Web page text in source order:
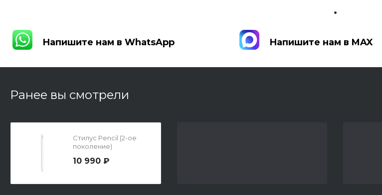
.
Напишите нам в WhatsApp Напишите нам в MAX
Ранее вы смотрели
Стилус Pencil (2-ое
поколение)
10 990 ₽